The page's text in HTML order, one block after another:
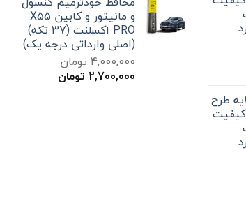
است.
طرح
300,000 تومان
بود.
199,000 تومان
است.و مانیتور و کابین X55
PRO اکسلنت (37 تکه)
(اصلی وارداتی درجه یک)
4,000,000تومان
قیمت
2,700,000 تومان